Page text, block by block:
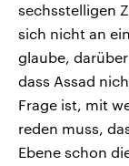
sechsstelligen
sich nicht an
glaube,
dass Assad
Frage ist, mit
reden muss,
Ebene schon